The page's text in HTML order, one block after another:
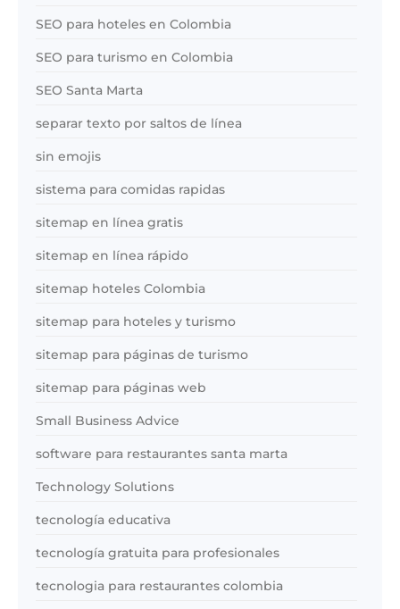
SEO para hoteles en Colombia
SEO para turismo en Colombia
SEO Santa Marta
separar texto por saltos de línea
sin emojis
sistema para comidas rapidas
sitemap en línea gratis
sitemap en línea rápido
sitemap hoteles Colombia
sitemap para hoteles y turismo
sitemap para páginas de turismo
sitemap para páginas web
Small Business Advice
software para restaurantes santa marta
Technology Solutions
tecnología educativa
tecnología gratuita para profesionales
tecnologia para restaurantes colombia